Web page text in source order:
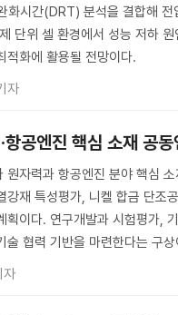
화시간(DRT) 분석을 결합해 전
단위 셀 환경에서 성능 저하
적화에 활용될 전망이다.
자
항공엔진 핵심 소재 공
원자력과 항공엔진 분야 핵심
강재 특성평가, 니켈 합금 단조
획이다. 연구개발과 시험평가,
술 협력 기반을 마련한다는 구상
자